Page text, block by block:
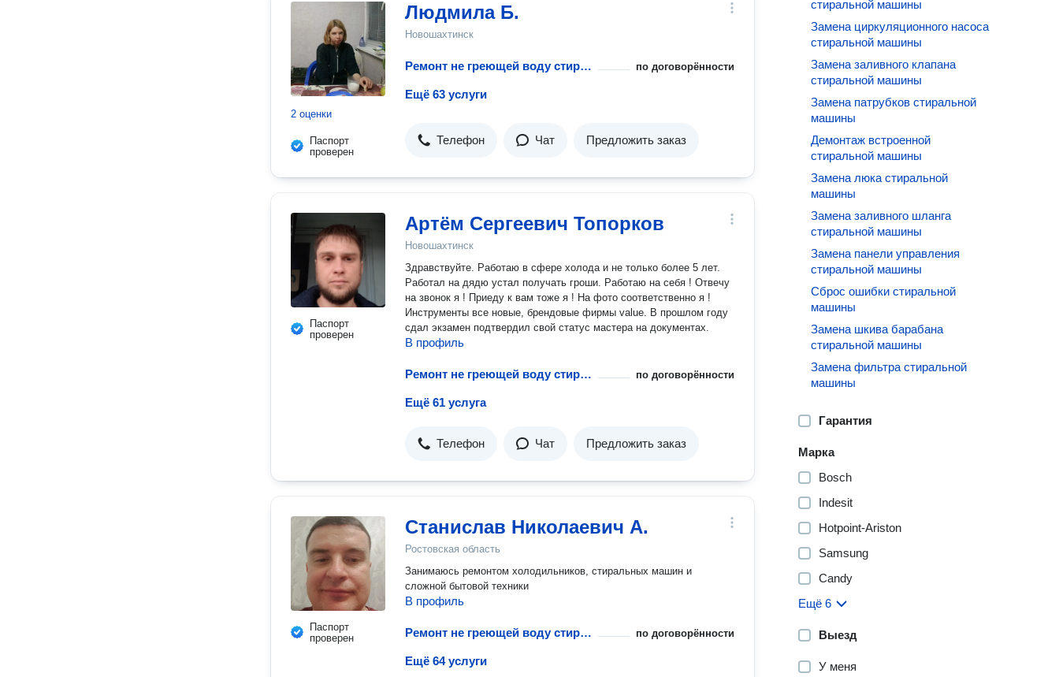
2 оценки
Паспорт
проверен
Людмила Б.
Новошахтинск
Ремонт не греющей воду стиральной машины по договорённости
Ещё 63 услуги
Телефон Чат Предложить заказ
Паспорт
проверен
Артём Сергеевич Топорков
Новошахтинск
Здравствуйте. Работаю в сфере холода и не только более 5 лет.
Работал на дядю устал получать гроши. Работаю на себя ! Отвечу
на звонок я ! Приеду к вам тоже я ! На фото соответственно я !
Инструменты все новые, брендовые фирмы value. В прошлом году
сдал экзамен подтвердил свой статус мастера на документах.
В профиль
Ремонт не греющей воду стиральной машины по договорённости
Ещё 61 услуга
Телефон Чат Предложить заказ
Паспорт
проверен
Станислав Николаевич А.
Ростовская область
Занимаюсь ремонтом холодильников, стиральных машин и
сложной бытовой техники
В профиль
Ремонт не греющей воду стиральной машины по договорённости
Ещё 64 услуги
стиральной машины
Замена циркуляционного насоса
стиральной машины
Замена заливного клапана
стиральной машины
Замена патрубков стиральной
машины
Демонтаж встроенной
стиральной машины
Замена люка стиральной
машины
Замена заливного шланга
стиральной машины
Замена панели управления
стиральной машины
Сброс ошибки стиральной
машины
Замена шкива барабана
стиральной машины
Замена фильтра стиральной
машины
Гарантия
Марка
Bosch
Indesit
Hotpoint-Ariston
Samsung
Candy
Ещё 6
Выезд
У меня